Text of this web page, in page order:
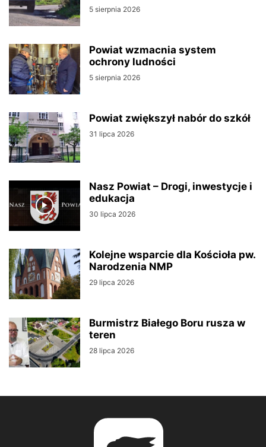
5 sierpnia 2026
Powiat wzmacnia system
ochrony ludności
5 sierpnia 2026
Powiat zwiększył nabór do szkół
31 lipca 2026
Nasz Powiat – Drogi, inwestycje i
edukacja
30 lipca 2026
Kolejne wsparcie dla Kościoła pw.
Narodzenia NMP
29 lipca 2026
Burmistrz Białego Boru rusza w
teren
28 lipca 2026